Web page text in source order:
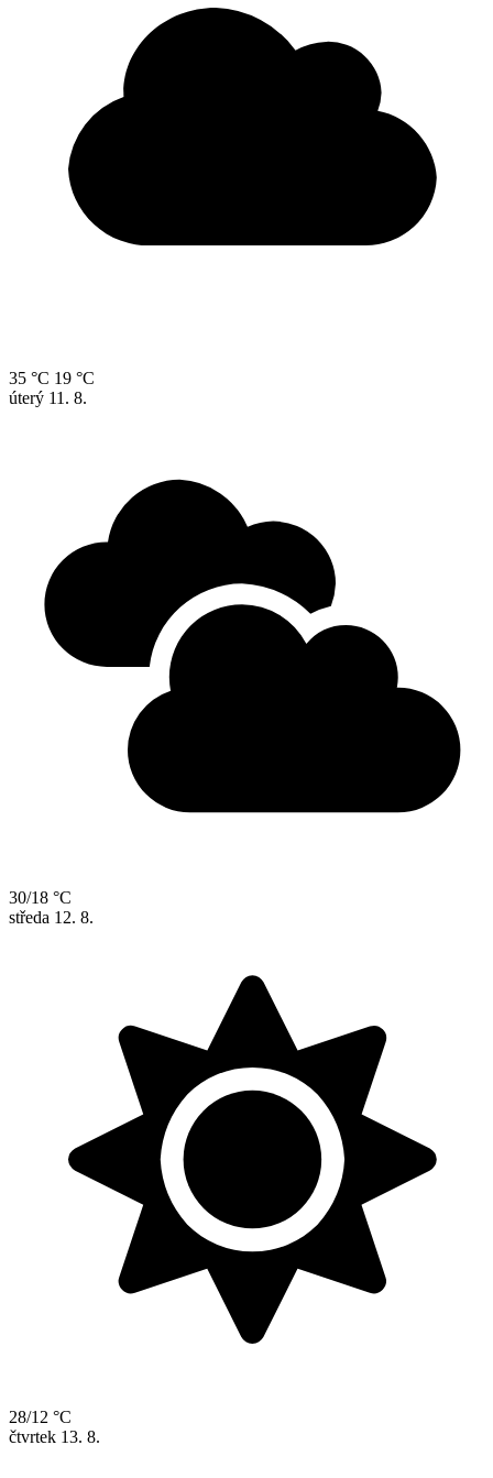
35 °C 19 °C
úterý 11. 8.
30/18 °C
středa 12. 8.
28/12 °C
čtvrtek 13. 8.